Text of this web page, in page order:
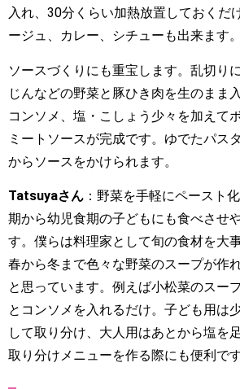
入れ、30分くらい加熱放置しておくだ
ージュ、カレー、シチューも出来ます。
ソースづくりにも重宝します。乱切り
じんなどの野菜と豚ひき肉を生のまま
コンソメ、塩・こしょう少々を加えて
ミートソースが完成です。ゆでたパス
からソースをかけられます。
Tatsuyaさん ：野菜を手軽にペースト
期から幼児食期の子どもにも食べさせ
す。僕らは料理家として旬の食材を大
春から冬まで色々な野菜のスープが作
と思っています。例えば小松菜のスー
とコンソメを入れるだけ。子ども用は
して取り分け、大人用はあとから塩を
取り分けメニューを作る際にも便利です